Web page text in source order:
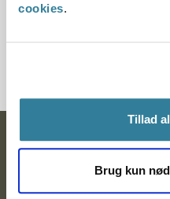
cookies.
Tillad
Brug kun
Ankestyrelsen